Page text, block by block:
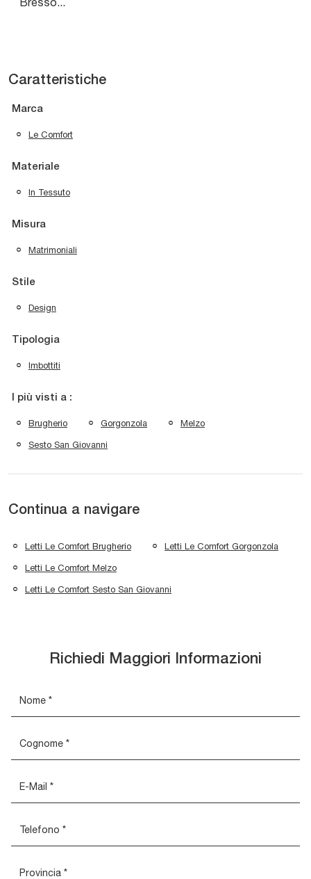
Caratteristiche
Marca
Le Comfort
Materiale
In Tessuto
Misura
Matrimoniali
Stile
Design
Tipologia
Imbottiti
I più visti a :
Brugherio Gorgonzola Melzo
Sesto San Giovanni
Continua a navigare
Letti Le Comfort Brugherio Letti Le Comfort Gorgonzola
Letti Le Comfort Melzo
Letti Le Comfort Sesto San Giovanni
Richiedi Maggiori Informazioni